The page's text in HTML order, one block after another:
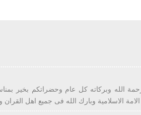
الله وبركاته كل عام وحضراتكم بخير
الاسلامية وبارك الله فى جميع اهل القران